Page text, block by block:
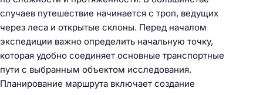
случаев путешествие начинается с троп, ведущих
через леса и открытые склоны. Перед началом
экспедиции важно определить начальную точку,
которая удобно соединяет основные транспортные
пути с выбранным объектом исследования.
Планирование маршрута включает создание